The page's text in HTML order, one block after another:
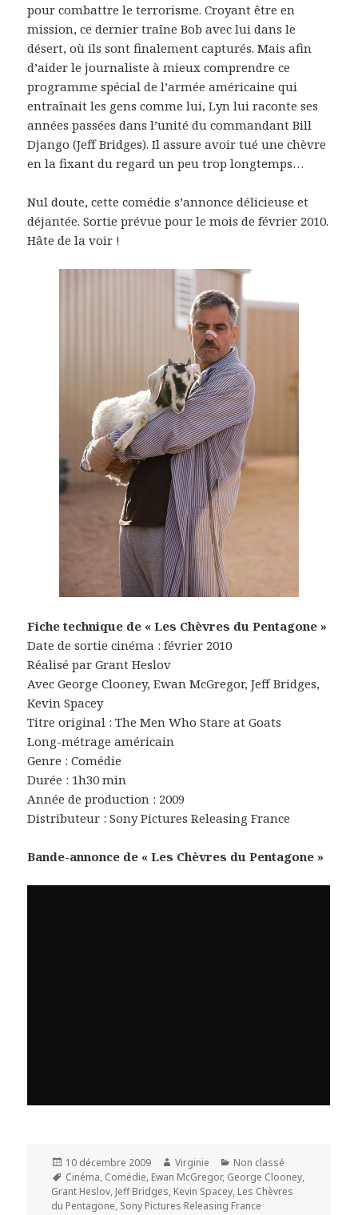
pour combattre le terrorisme. Croyant être en
mission, ce dernier traîne Bob avec lui dans le
désert, où ils sont finalement capturés. Mais afin
d’aider le journaliste à mieux comprendre ce
programme spécial de l’armée américaine qui
entraînait les gens comme lui, Lyn lui raconte ses
années passées dans l’unité du commandant Bill
Django (Jeff Bridges). Il assure avoir tué une chèvre
en la fixant du regard un peu trop longtemps…
Nul doute, cette comédie s’annonce délicieuse et
déjantée. Sortie prévue pour le mois de février 2010.
Hâte de la voir !
Fiche technique de « Les Chèvres du Pentagone »
Date de sortie cinéma : février 2010
Réalisé par Grant Heslov
Avec George Clooney, Ewan McGregor, Jeff Bridges,
Kevin Spacey
Titre original : The Men Who Stare at Goats
Long-métrage américain
Genre : Comédie
Durée : 1h30 min
Année de production : 2009
Distributeur : Sony Pictures Releasing France
Bande-annonce de « Les Chèvres du Pentagone »
Publié
le
10 décembre 2009 Auteur
Virginie Catégories
Non classé
Mots-
clés
Cinéma, Comédie, Ewan McGregor, George Clooney,
Grant Heslov, Jeff Bridges, Kevin Spacey, Les Chèvres
du Pentagone, Sony Pictures Releasing France